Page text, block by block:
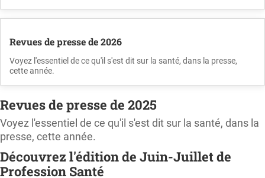
Revues de presse de 2026
Voyez l'essentiel de ce qu'il s'est dit sur la santé, dans la presse,
cette année.
Revues de presse de 2025
Voyez l'essentiel de ce qu'il s'est dit sur la santé, dans la
presse, cette année.
Découvrez l'édition de Juin-Juillet de
Profession Santé